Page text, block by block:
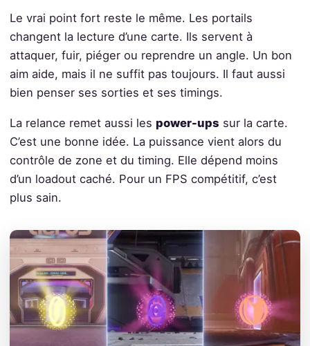
Le vrai point fort reste le même. Les portails
changent la lecture d’une carte. Ils servent à
attaquer, fuir, piéger ou reprendre un angle. Un bon
aim aide, mais il ne suffit pas toujours. Il faut aussi
bien penser ses sorties et ses timings.
La relance remet aussi les power-ups sur la carte.
C’est une bonne idée. La puissance vient alors du
contrôle de zone et du timing. Elle dépend moins
d’un loadout caché. Pour un FPS compétitif, c’est
plus sain.